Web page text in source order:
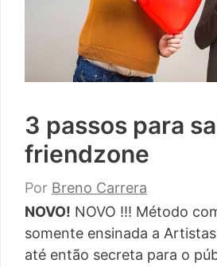
3 passos para
friendzone
Por Breno Carrera
NOVO! NOVO !!! Método
somente ensinada a
até então secreta para o